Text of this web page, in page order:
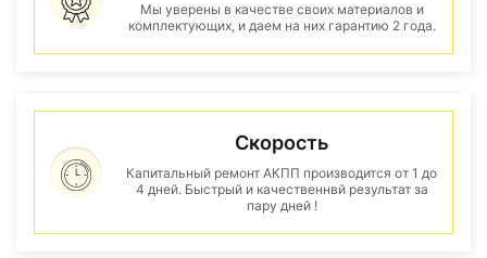
Мы уверены в качестве своих материалов и
комплектующих, и даем на них гарантию 2 года.
Скорость
Капитальный ремонт АКПП производится от 1 до
4 дней. Быстрый и качественнвй результат за
пару дней !